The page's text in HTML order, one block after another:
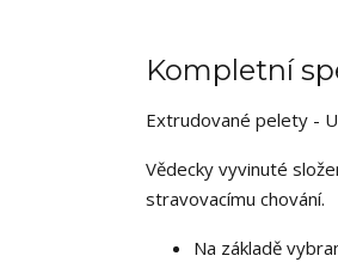
Kompletní
Extrudované pelety -
Vědecky vyvinuté
stravovacímu chování.
Na základě